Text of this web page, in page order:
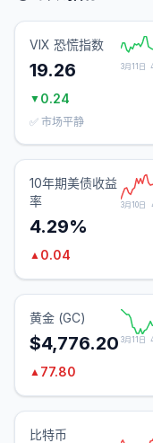
VIX 恐慌指数
19.26 3月11日
▼ 0.24
✅ 市场平静
10年期美债收益
率
4.29%
3月10日
▲ 0.04
黄金 (GC)
$4,776.20 3月11日
▲ 77.80
比特币